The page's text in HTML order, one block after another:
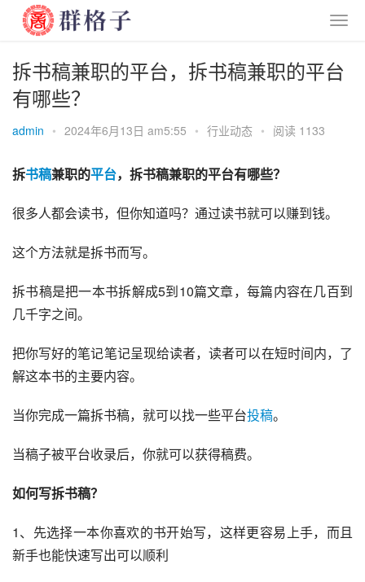
拆书稿兼职的平台，拆书稿兼职的平台
有哪些？
admin • 2024年6月13日 am5:55 • 行业动态 • 阅读 1133
拆书稿兼职的平台，拆书稿兼职的平台有哪些？
很多人都会读书，但你知道吗？通过读书就可以赚到钱。
这个方法就是拆书而写。
拆书稿是把一本书拆解成5到10篇文章，每篇内容在几百到
几千字之间。
把你写好的笔记笔记呈现给读者，读者可以在短时间内，了
解这本书的主要内容。
当你完成一篇拆书稿，就可以找一些平台投稿。
当稿子被平台收录后，你就可以获得稿费。
如何写拆书稿？
1、先选择一本你喜欢的书开始写，这样更容易上手，而且
新手也能快速写出可以顺利